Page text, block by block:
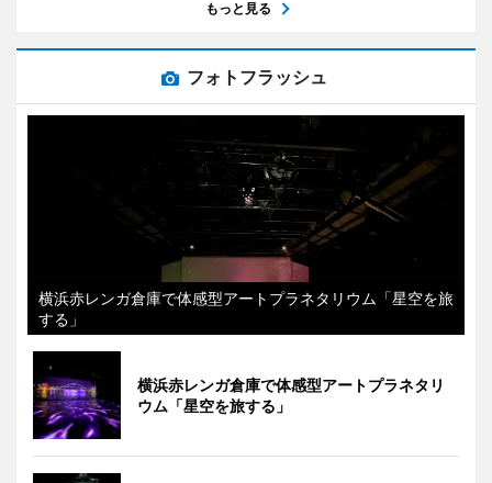
もっと見る
フォトフラッシュ
横浜赤レンガ倉庫で体感型アートプラネタリウム「星空を旅
する」
横浜赤レンガ倉庫で体感型アートプラネタリ
ウム「星空を旅する」